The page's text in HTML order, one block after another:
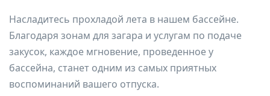
Насладитесь прохладой лета в нашем бассейне.
Благодаря зонам для загара и услугам по подаче
закусок, каждое мгновение, проведенное у
бассейна, станет одним из самых приятных
воспоминаний вашего отпуска.